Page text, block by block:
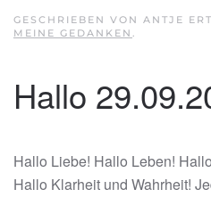
GESCHRIEBEN VON ANTJE
MEINE GEDANKEN .
Hallo
Hallo Liebe! Hallo Leben!
Hallo Klarheit und Wahrheit!